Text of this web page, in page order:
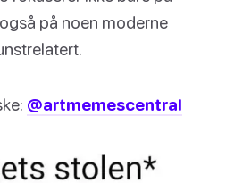
på noen moderne
@artmemescentral